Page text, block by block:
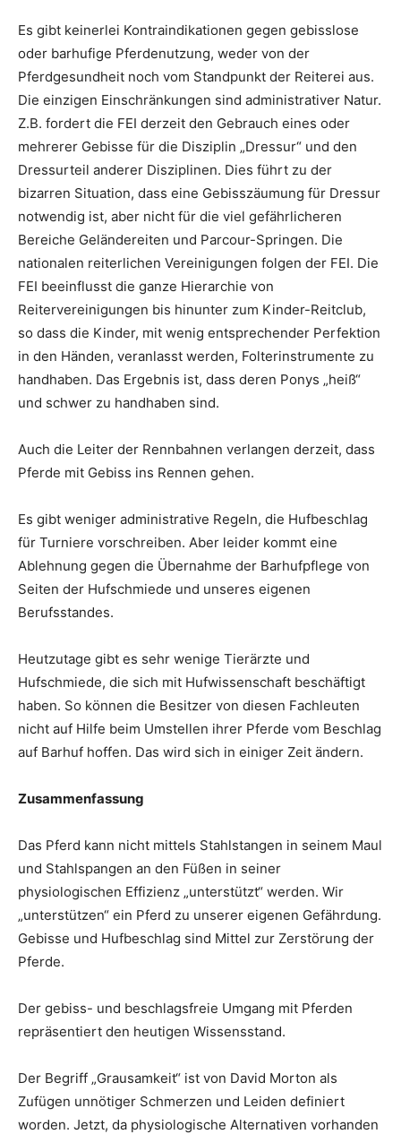
Es gibt keinerlei Kontraindikationen gegen gebisslose
oder barhufige Pferdenutzung, weder von der
Pferdgesundheit noch vom Standpunkt der Reiterei aus.
Die einzigen Einschränkungen sind administrativer Natur.
Z.B. fordert die FEI derzeit den Gebrauch eines oder
mehrerer Gebisse für die Disziplin „Dressur“ und den
Dressurteil anderer Disziplinen. Dies führt zu der
bizarren Situation, dass eine Gebisszäumung für Dressur
notwendig ist, aber nicht für die viel gefährlicheren
Bereiche Geländereiten und Parcour-Springen. Die
nationalen reiterlichen Vereinigungen folgen der FEI. Die
FEI beeinflusst die ganze Hierarchie von
Reitervereinigungen bis hinunter zum Kinder-Reitclub,
so dass die Kinder, mit wenig entsprechender Perfektion
in den Händen, veranlasst werden, Folterinstrumente zu
handhaben. Das Ergebnis ist, dass deren Ponys „heiß“
und schwer zu handhaben sind.
Auch die Leiter der Rennbahnen verlangen derzeit, dass
Pferde mit Gebiss ins Rennen gehen.
Es gibt weniger administrative Regeln, die Hufbeschlag
für Turniere vorschreiben. Aber leider kommt eine
Ablehnung gegen die Übernahme der Barhufpflege von
Seiten der Hufschmiede und unseres eigenen
Berufsstandes.
Heutzutage gibt es sehr wenige Tierärzte und
Hufschmiede, die sich mit Hufwissenschaft beschäftigt
haben. So können die Besitzer von diesen Fachleuten
nicht auf Hilfe beim Umstellen ihrer Pferde vom Beschlag
auf Barhuf hoffen. Das wird sich in einiger Zeit ändern.
Zusammenfassung
Das Pferd kann nicht mittels Stahlstangen in seinem Maul
und Stahlspangen an den Füßen in seiner
physiologischen Effizienz „unterstützt“ werden. Wir
„unterstützen“ ein Pferd zu unserer eigenen Gefährdung.
Gebisse und Hufbeschlag sind Mittel zur Zerstörung der
Pferde.
Der gebiss- und beschlagsfreie Umgang mit Pferden
repräsentiert den heutigen Wissensstand.
Der Begriff „Grausamkeit“ ist von David Morton als
Zufügen unnötiger Schmerzen und Leiden definiert
worden. Jetzt, da physiologische Alternativen vorhanden